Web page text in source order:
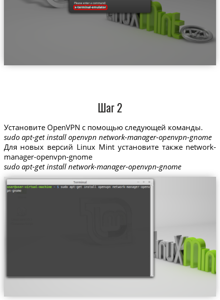
Шаг 2
Установите OpenVPN с помощью следующей команды.
sudo apt-get install openvpn network-manager-openvpn-gnome
Для новых версий Linux Mint установите также network-
manager-openvpn-gnome
sudo apt-get install network-manager-openvpn-gnome